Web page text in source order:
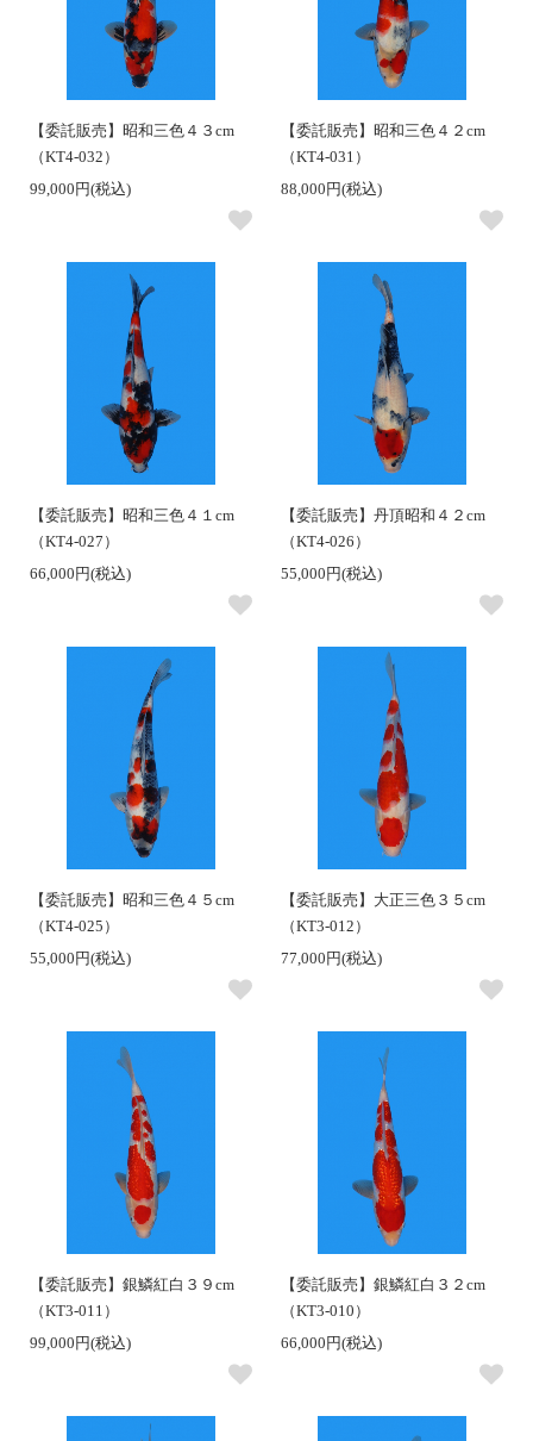
【委託販売】昭和三色４３cm
（KT4-032）
99,000円(税込)
【委託販売】昭和三色４２cm
（KT4-031）
88,000円(税込)
【委託販売】昭和三色４１cm
（KT4-027）
66,000円(税込)
【委託販売】丹頂昭和４２cm
（KT4-026）
55,000円(税込)
【委託販売】昭和三色４５cm
（KT4-025）
55,000円(税込)
【委託販売】大正三色３５cm
（KT3-012）
77,000円(税込)
【委託販売】銀鱗紅白３９cm
（KT3-011）
99,000円(税込)
【委託販売】銀鱗紅白３２cm
（KT3-010）
66,000円(税込)